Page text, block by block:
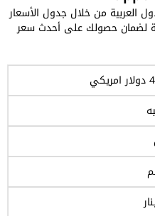
11 برو في الدول العربية من خلال جدول الأسعار
لضمان حصولك على أحدث سعر